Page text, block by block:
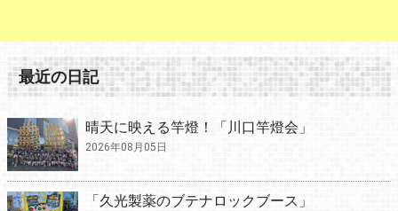
最近の日記
晴天に映える竿燈！「川口竿燈会」
2026年08月05日
「久光製薬のブテナロックブース」